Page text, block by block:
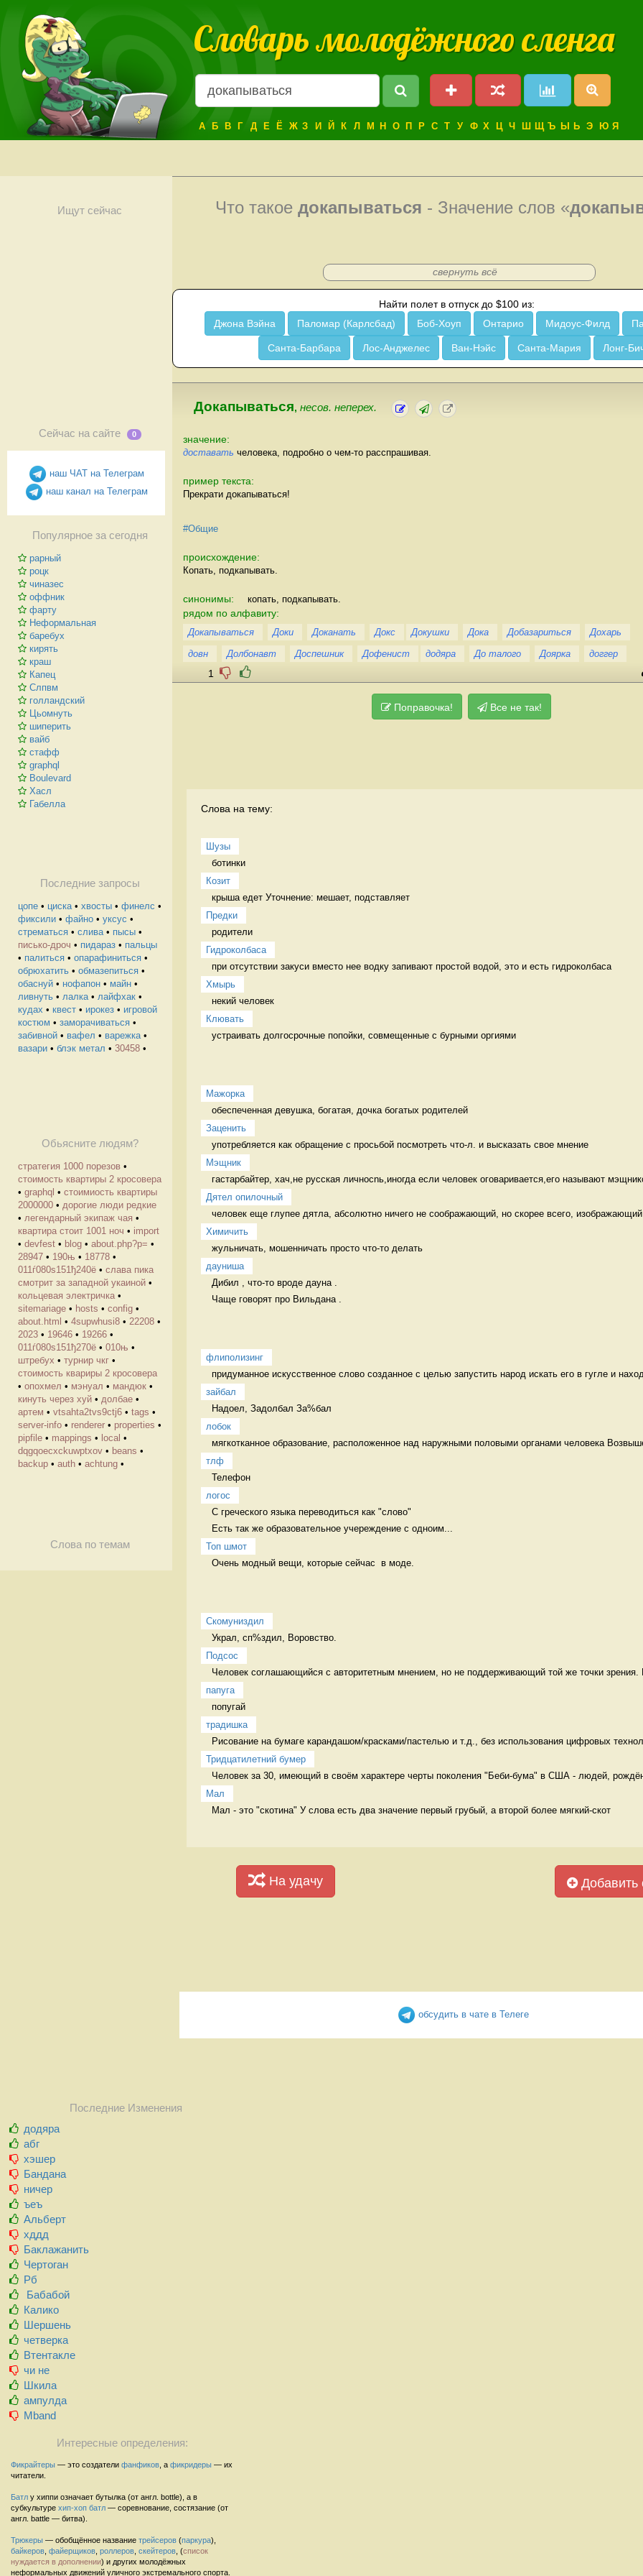
Словарь молодёжного сленга
А Б В Г Д Е Ё Ж З И Й К Л М Н О П Р С Т У Ф Х Ц Ч Ш Щ Ъ Ы Ь Э Ю Я
Ищут сейчас
Сейчас на сайте 0
наш ЧАТ на Телеграм
наш канал на Телеграм
Популярное за сегодня
рарный
роцк
чиназес
оффник
фарту
Неформальная
баребух
кирять
краш
Капец
Слпвм
голландский
Цьомнуть
шиперить
вайб
стафф
graphql
Boulevard
Хасл
Габелла
Последние запросы
цопе • циска• хвосты • финелс •
фиксили • файно • уксус •
стрематься • слива• пысы •
писько-дроч • пидараз • пальцы
• палиться • опарафиниться •
обрюхатить • обмазепиться •
обаснуй • нофапон • майн •
ливнуть • лалка• лайфхак •
кудах • квест • ирокез • игровой
костюм • заморачиваться •
забивной • вафел • варежка•
вазари • блэк метал • 30458 •
Обьясните людям?
стратегия 1000 порезов •
стоимость квартиры 2 кросовера
• graphql • стоимиость квартиры
2000000 • дорогие люди редкие
• легендарный экипаж чая •
квартира стоит 1001 ноч • import
• devfest • blog • about.php?p= •
28947 • 190њ • 18778 •
011ѓ080ѕ151ђ240ё • слава пика
смотрит за западной укаиной •
кольцевая электричка •
sitemariage • hosts • config •
about.html • 4supwhusi8 • 22208 •
2023 • 19646 • 19266 •
011ѓ080ѕ151ђ270ё • 010њ •
штребух • турнир чкг •
стоимость квариры 2 кросовера
• опохмел • мэнуал • мандюк •
кинуть через хуй • долбае •
артем • vtsahta2tvs9ctj6 • tags •
server-info • renderer • properties •
pipfile • mappings • local •
dqgqoecxckuwptxov • beans •
backup • auth • achtung •
Слова по темам
Что такое докапываться - Значение слов «
свернуть всё
Найти полет в отпуск до $100 из:
Джона Вэйна
Паломар (Карлсбад) Боб-Хоуп Онтарио Мидоус-Филд
Санта-Барбара Лос-Анджелес Ван-Нэйс Санта-Мария Лонг-
Докапываться, несов. неперех.
значение:
доставать человека, подробно о чем-то расспрашивая.
пример текста:
Прекрати докапываться!
#Общие
происхождение:
Копать, подкапывать.
синонимы: копать, подкапывать.
рядом по алфавиту:
Докапываться Доки Доканать Докс Докушки Дока Добазариться
Дохарь
довн
Долбонавт Доспешник Дофенист додяра До талого Доярка доггер
1
Поправочка! Все не так!
Слова на тему:
Шузы
ботинки
Козит
Предки
родители
Гидроколбаса
при отсутствии закуси вместо нее водку запивают простой водой, это и есть гидроколбаса
Хмырь
некий человек
Клювать
устраивать долгосрочные попойки, совмещенные с бурными оргиями
Мажорка
обеспеченная девушка, богатая, дочка богатых родителей
Заценить
употребляется как обращение с просьбой посмотреть что-л. и высказать свое мнение
Мэщник
гастарбайтер, хач,не русская личносnь,иногда если человек оговаривается,его называют
Дятел опилочный
человек еще глупее дятла, абсолютно ничего не соображающий, но скорее всего, изображающий
Химичить
жульничать, мошенничать просто что-то делать
дауниша
Дибил , что-то вроде дауна .
Чаще говорят про Вильдана .
флиполизинг
придуманное искусственное слово созданное с целью запустить народ искать его в гугле и
зайбал
Надоел, Задолбал За%бал
лобок
мягкотканное образование, расположенное над наружными половыми органами человека
тлф
Телефон
логос
С греческого языка переводиться как "слово"
Есть так же образовательное учереждение с одноим...
Топ шмот
Очень модный вещи, которые сейчас  в моде.
Скомуниздил
Украл, сп%здил, Воровство.
Подсос
Человек соглашающийся с авторитетным мнением, но не поддерживающий той же точки зрения.
папуга
попугай
традишка
Рисование на бумаге карандашом/красками/пастелью и т.д., без использования цифровых
Тридцатилетний бумер
Человек за 30, имеющий в своём характере черты поколения "Беби-бума" в США - людей,
Мал
Мал - это "скотина" У слова есть два значение первый грубый, а второй более мягкий-скот
На удачу Добавить
обсудить в чате в Телеге
Последние Изменения
додяра
абг
хэшер
Бандана
ничер
ъеъ
Альберт
хддд
Баклажанить
Чертоган
Рб
Бабабой
Калико
Шершень
четверка
Втентакле
чи не
Шкила
ампулда
Mband
Интересные определения:
Фикрайтеры — это создатели фанфиков , а фикридеры — их
читатели.
Батл у хиппи означает бутылка (от англ. bottle), а в
субкультуре хип-хоп батл — соревнование, состязание (от
англ. battle — битва).
Трюкеры — обобщённое название трейсеров (паркура),
байкеров файерщиков роллеров скейтеров , (список
нуждается в дополнении) и других молодёжных
неформальных движений уличного экстремального спорта.